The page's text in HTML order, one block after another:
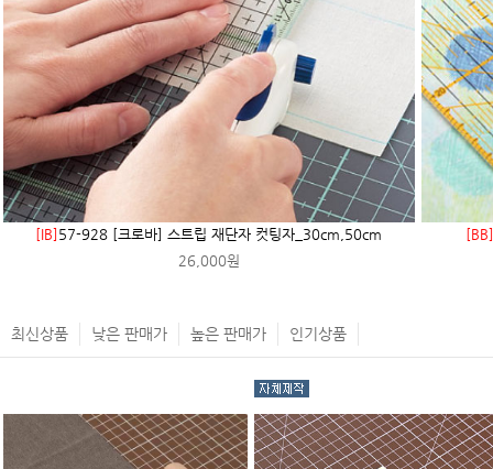
[IB] 57-928 [크로바] 스트립 재단자 컷팅자_30cm,50cm
26,000원
최신상품 낮은 판매가 높은 판매가 인기상품